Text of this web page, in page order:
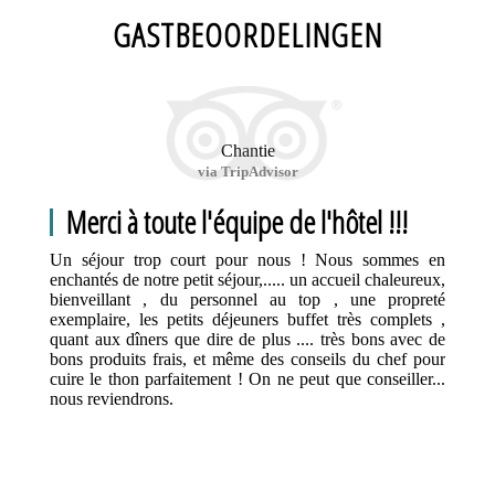
GASTBEOORDELINGEN
Chantie
via TripAdvisor
Merci à toute l'équipe de l'hôtel !!!
Un séjour trop court pour nous ! Nous sommes en
enchantés de notre petit séjour,..... un accueil chaleureux,
bienveillant , du personnel au top , une propreté
exemplaire, les petits déjeuners buffet très complets ,
quant aux dîners que dire de plus .... très bons avec de
bons produits frais, et même des conseils du chef pour
cuire le thon parfaitement ! On ne peut que conseiller...
nous reviendrons.